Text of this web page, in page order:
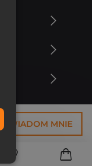
POWIADOM MNIE